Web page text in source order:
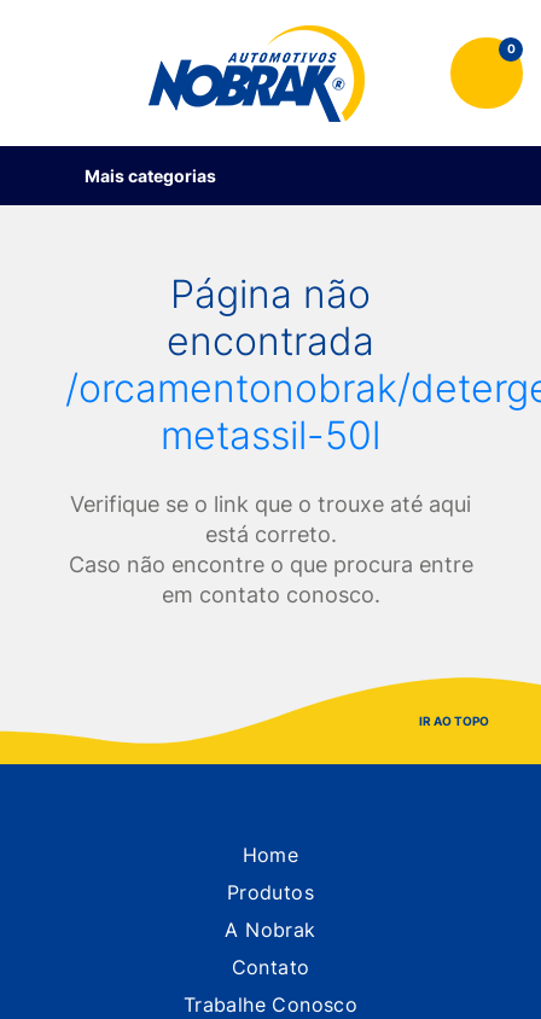
0
Mais categorias
Página não
encontrada
/orcamentonobrak/
metassil-50l
Verifique se o link que o trouxe até aqui
está correto.
Caso não encontre o que procura entre
em contato conosco.
IR AO TOPO
Home
Produtos
A Nobrak
Contato
Trabalhe Conosco